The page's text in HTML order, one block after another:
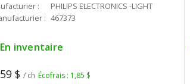
:
PHILIPS ELECTRONICS -LIGHT
: 467373
En inventaire
$ / ch Écofrais : 1,85 $